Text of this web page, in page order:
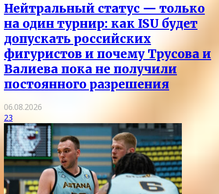
Нейтральный статус — только
на один турнир: как ISU будет
допускать российских
фигуристов и почему Трусова и
Валиева пока не получили
постоянного разрешения
06.08.2026
23